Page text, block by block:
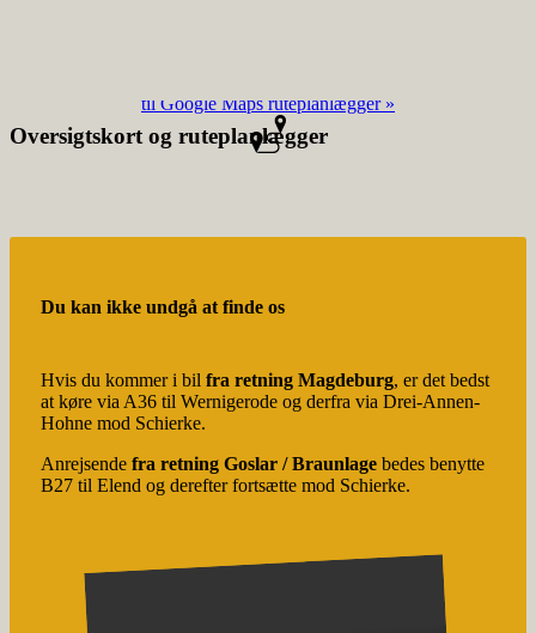
Oversigtskort og ruteplanlægger
til Google Maps ruteplanlægger »
Du kan ikke undgå at finde os
Hvis du kommer i bil fra retning Magde­burg, er det bedst
at køre via A36 til Werni­gerode og derfra via Drei-Annen-
Hohne mod Schierke.
Anrej­sende fra retning Goslar / Braun­lagebedes benytte
B27 til Elend og deref­ter fortsætte mod Schierke.